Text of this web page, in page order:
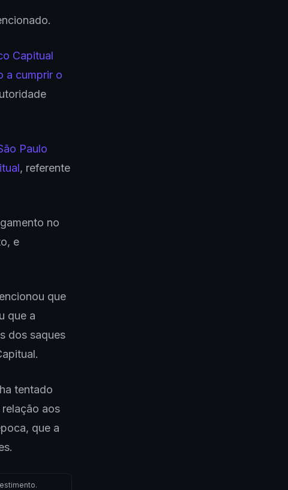
Capitual
a cumprir o
Paulo
, referente
no
e
que
que a
dos saques
tentado
aos
que a